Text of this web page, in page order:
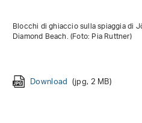
Blocchi di ghiaccio sulla spiaggia di
Diamond Beach. (Foto: Pia Ruttner)
Download (jpg, 2 MB)